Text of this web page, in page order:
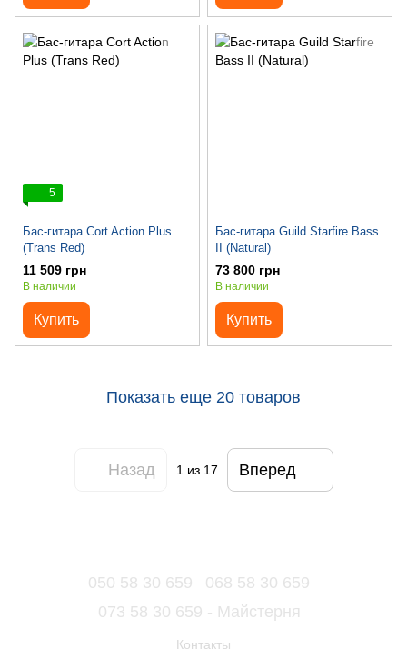
5
Бас-гитара Cort Action Plus
(Trans Red)
11 509 грн
В наличии
Купить
Бас-гитара Guild Starfire Bass
II (Natural)
73 800 грн
В наличии
Купить
Показать еще 20 товаров
Назад 1из 17 Вперед
050 58 30 659
068 58 30 659
073 58 30 659 - Майстерня
Контакты